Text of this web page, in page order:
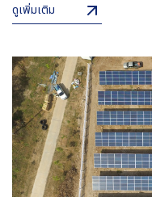
ดูเพิ่มเติม